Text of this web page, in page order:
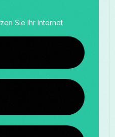
Sie Ihr Internet